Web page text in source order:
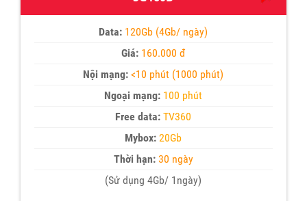
Data: 120Gb (4Gb/ ngày)
Giá: 160.000 đ
Nội mạng: <10 phút (1000 phút)
Ngoại mạng: 100 phút
Free data: TV360
Mybox: 20Gb
Thời hạn:30 ngày
(Sử dụng 4Gb/ 1ngày)